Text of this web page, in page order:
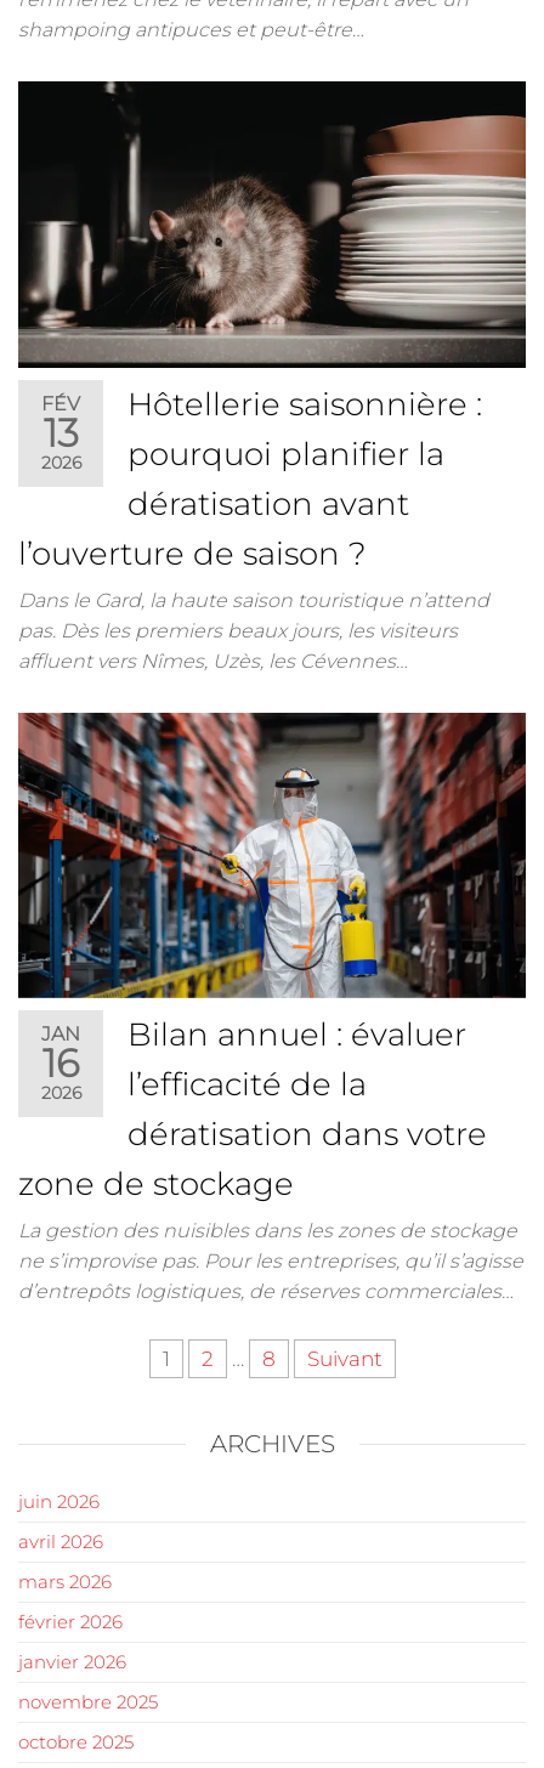
shampoing antipuces et peut-être…
FÉV
13
2026
Hôtellerie saisonnière :
pourquoi planifier la
dératisation avant
l’ouverture de saison ?
Dans le Gard, la haute saison touristique n’attend
pas. Dès les premiers beaux jours, les visiteurs
affluent vers Nîmes, Uzès, les Cévennes…
JAN
16
2026
Bilan annuel : évaluer
l’efficacité de la
dératisation dans votre
zone de stockage
La gestion des nuisibles dans les zones de stockage
ne s’improvise pas. Pour les entreprises, qu’il s’agisse
d’entrepôts logistiques, de réserves commerciales…
1 2 … 8 Suivant
ARCHIVES
juin 2026
avril 2026
mars 2026
février 2026
janvier 2026
novembre 2025
octobre 2025